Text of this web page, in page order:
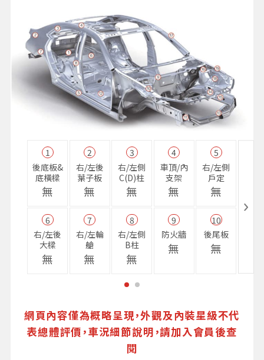
1
後底板&
底橫樑
無
2
右/左後
葉子板
無
3
右/左側
C(D)柱
無
4
車頂/內
支架
無
5
右/左側
戶定
無
6
右/左後
大樑
無
7
右/左輪
艙
無
8
右/左側
B柱
無
9
防火牆
無
10
後尾板
無
網頁內容僅為概略呈現，外觀及內裝星級不代
表總體評價，車況細節說明，請加入會員後查
閱